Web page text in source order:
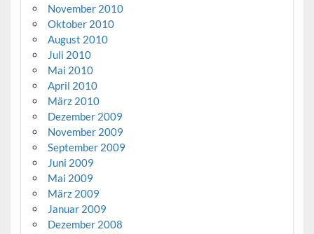
November 2010
Oktober 2010
August 2010
Juli 2010
Mai 2010
April 2010
März 2010
Dezember 2009
November 2009
September 2009
Juni 2009
Mai 2009
März 2009
Januar 2009
Dezember 2008